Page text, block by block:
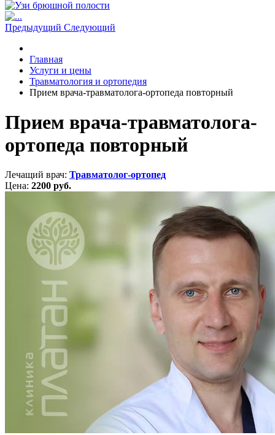
Предыдущий Следующий
Главная
Услуги и цены
Травматология и ортопедия
Прием врача-травматолога-ортопеда повторный
Прием врача-травматолога-
ортопеда повторный
Лечащий врач: Травматолог-ортопед
Цена: 2200 руб.